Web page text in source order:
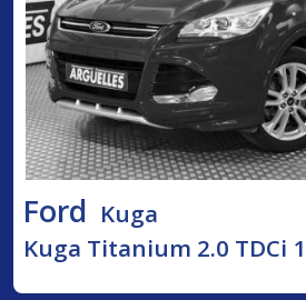
Ford Kuga
Kuga Titanium 2.0 TDCi